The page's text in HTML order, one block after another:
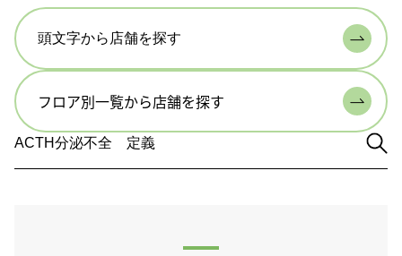
頭文字から店舗を探す
フロア別一覧から店舗を探す